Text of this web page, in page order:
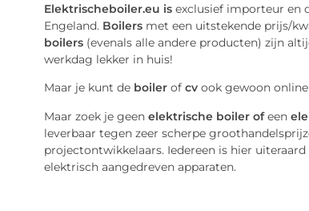
Elektrischeboiler.eu isexclusief importeur en
Engeland. Boilersmet een uitstekende prijs/
boilers(evenals alle andere producten) zijn
werkdag lekker in huis!
Maar je kunt de boilerof cvook gewoon online
Maar zoek je geen elektrische boiler ofeen
leverbaar tegen zeer scherpe
projectontwikkelaars. Iedereen is hier
elektrisch aangedreven apparaten.